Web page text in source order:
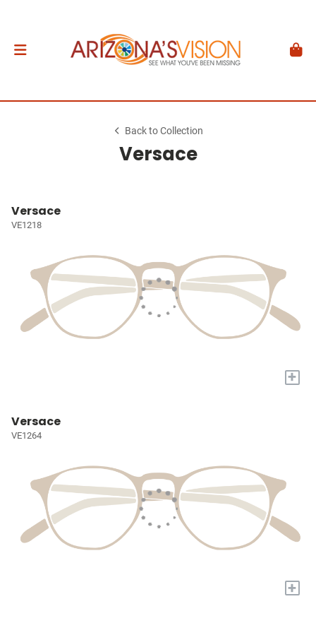
Back to Collection
Versace
Versace
VE1218
+
Versace
VE1264
+